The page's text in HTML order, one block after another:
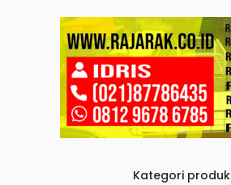
Kategori produk